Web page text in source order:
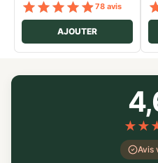
Note sur
78 avis
AJOUTER
★★
Avis